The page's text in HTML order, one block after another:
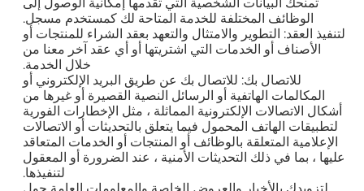
الوظائف المختلفة للخدمة المتاحة لك كمستخدم مسجل.
لتنفيذ العقد: التطوير والامتثال والتعهد بعقد الشراء للمنتجات أو
الأصناف أو الخدمات التي اشتريتها أو أي عقد آخر معنا من
خلال الخدمة.
للاتصال بك: للاتصال بك عن طريق البريد الإلكتروني أو
المكالمات الهاتفية أو الرسائل النصية القصيرة أو غيرها من
أشكال الاتصالات الإلكترونية المماثلة ، مثل الإخطارات الفورية
لتطبيقات الهاتف المحمول فيما يتعلق بالتحديثات أو الاتصالات
الإعلامية المتعلقة بالوظائف أو المنتجات أو الخدمات المتعاقد
عليها ، بما في ذلك التحديثات الأمنية ، عند الضرورة أو المعقول
لتنفيذها.